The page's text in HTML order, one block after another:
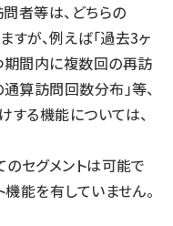
者等は、どちらの
が、例えば「過去3ヶ
期間内に複数回の再訪
算訪問回数分布」等、
る機能については、
のセグメントは可能で
機能を有していません。